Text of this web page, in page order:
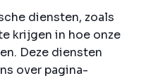
diensten, zoals
krijgen in hoe onze
Deze diensten
over pagina-